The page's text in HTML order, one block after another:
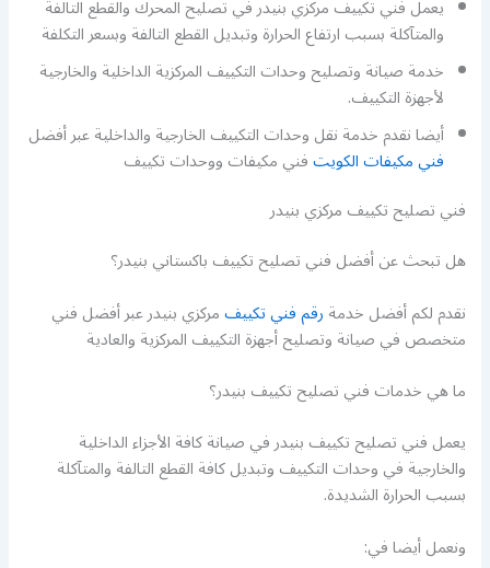
يعمل فني تكييف مركزي بنيدر في تصليح المحرك والقطع التالفة
والمتآكلة بسبب ارتفاع الحرارة وتبديل القطع التالفة وبسعر التكلفة
خدمة صيانة وتصليح وحدات التكييف المركزية الداخلية والخارجية
لأجهزة التكييف.
أيضا نقدم خدمة نقل وحدات التكييف الخارجية والداخلية عبر أفضل
فني مكيفات الكويتفني مكيفات ووحدات تكييف
فني تصليح تكييف مركزي بنيدر
هل تبحث عن أفضل فني تصليح تكييف باكستاني بنيدر؟
نقدم لكم أفضل خدمةرقم فني تكييفمركزي بنيدر عبر أفضل فني
متخصص في صيانة وتصليح أجهزة التكييف المركزية والعادية
ما هي خدمات فني تصليح تكييف بنيدر؟
يعمل فني تصليح تكييف بنيدر في صيانة كافة الأجزاء الداخلية
والخارجية في وحدات التكييف وتبديل كافة القطع التالفة والمتآكلة
بسبب الحرارة الشديدة.
ونعمل أيضا في: